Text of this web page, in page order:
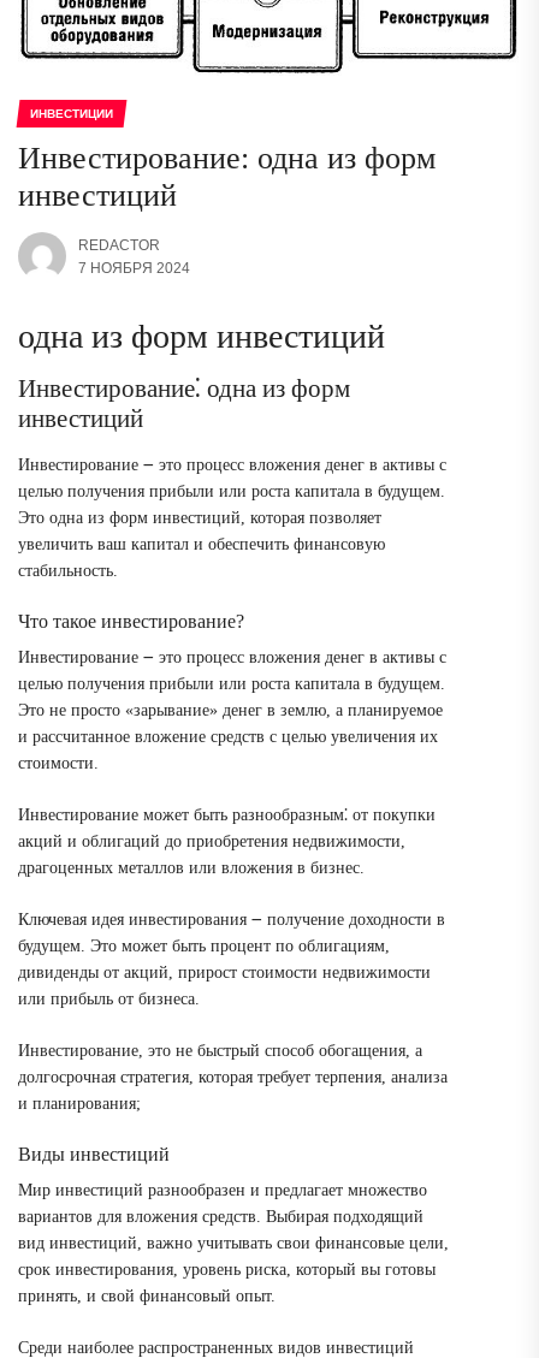
ИНВЕСТИЦИИ
Инвестирование: одна из форм
инвестиций
REDACTOR
7 НОЯБРЯ 2024
одна из форм инвестиций
Инвестирование⁚ одна из форм
инвестиций
Инвестирование ౼ это процесс вложения денег в активы с
целью получения прибыли или роста капитала в будущем.
Это одна из форм инвестиций, которая позволяет
увеличить ваш капитал и обеспечить финансовую
стабильность.
Что такое инвестирование?
Инвестирование ౼ это процесс вложения денег в активы с
целью получения прибыли или роста капитала в будущем.
Это не просто «зарывание» денег в землю, а планируемое
и рассчитанное вложение средств с целью увеличения их
стоимости.
Инвестирование может быть разнообразным⁚ от покупки
акций и облигаций до приобретения недвижимости,
драгоценных металлов или вложения в бизнес.
Ключевая идея инвестирования ౼ получение доходности в
будущем. Это может быть процент по облигациям,
дивиденды от акций, прирост стоимости недвижимости
или прибыль от бизнеса.
Инвестирование, это не быстрый способ обогащения, а
долгосрочная стратегия, которая требует терпения, анализа
и планирования;
Виды инвестиций
Мир инвестиций разнообразен и предлагает множество
вариантов для вложения средств. Выбирая подходящий
вид инвестиций, важно учитывать свои финансовые цели,
срок инвестирования, уровень риска, который вы готовы
принять, и свой финансовый опыт.
Среди наиболее распространенных видов инвестиций